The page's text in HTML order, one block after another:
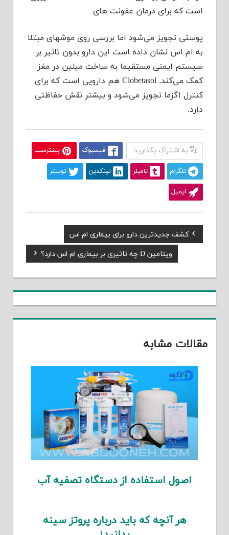
است که برای درمان عفونت های
پوستی تجویز می‌شود اما بررسی روی موشهای مبتلا
به ام اس نشان داده است این دارو بدون تاثیر بر
سیستم ایمنی مستقیما به ساخت میلین در مغز
کمک می‌کند. Clobetasol هم دارویی است که برای
کنترل اگزما تجویز می‌شود و بیشتر نقش حفاظتی
دارد.
به اشتراک بگذارید: فیسبوک پینترست
تلگرام تامبلر لینکدین توییتر
ایمیل
راهبری
نوشته
Previous
Post:
کشف جدیدترین دارو برای بیماری ام اس
Next
Post:
ویتامین D چه تاثیری بر بیماری ام اس دارد؟
مقالات مشابه
اصول استفاده از دستگاه تصفیه آب
هر آنچه که باید درباره پروتز سینه